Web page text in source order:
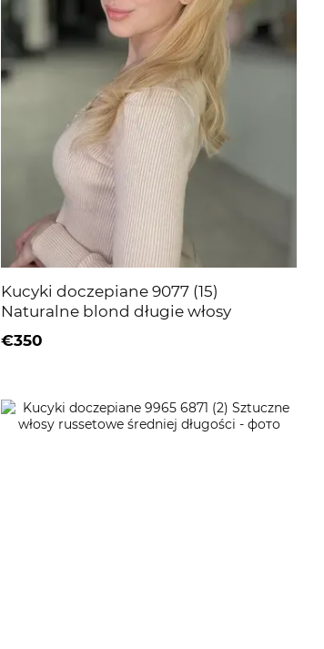
Kucyki doczepiane 9077 (15)
Naturalne blond długie włosy
€350